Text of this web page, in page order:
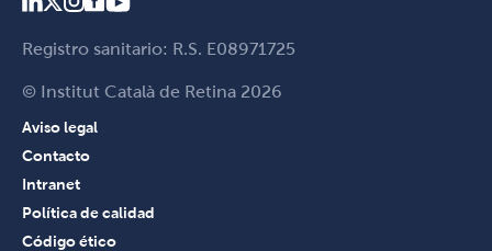
Registro sanitario: R.S. E08971725
© Institut Català de Retina 2026
Aviso legal
Contacto
Intranet
Política de calidad
Código ético